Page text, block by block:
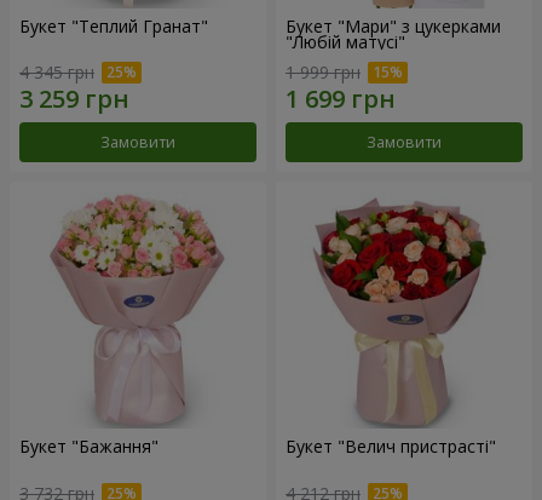
Букет "Теплий Гранат"
4 345 грн
Замовити
Букет "Мари" з цукерками
"Любій матусі"
1 999 грн
Замовити
Букет "Бажання"
3 732 грн
Букет "Велич пристрасті"
4 212 грн